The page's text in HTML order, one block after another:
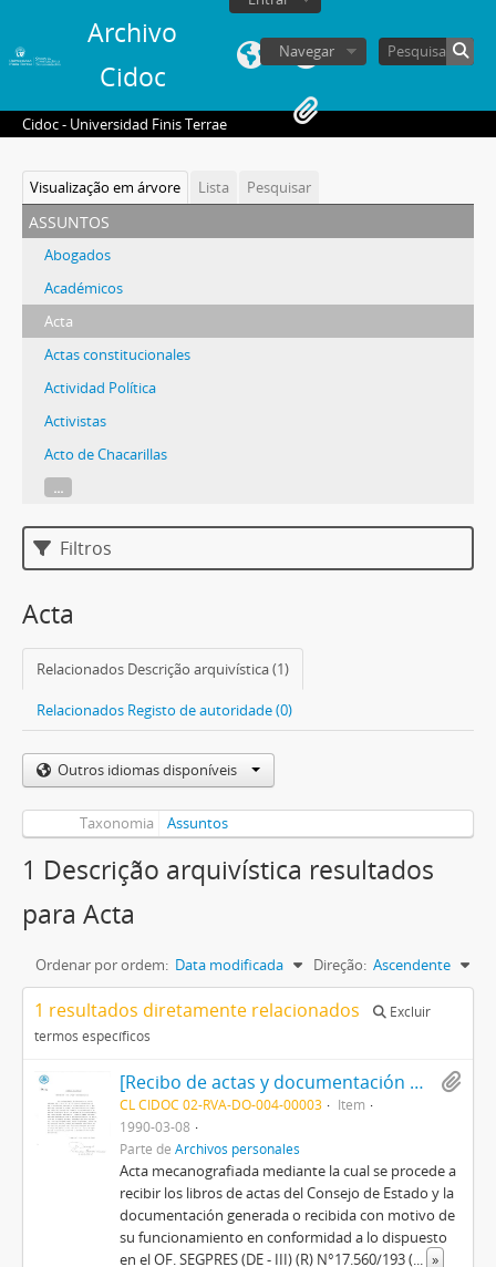
Archivo
Cidoc
Navegar
Cidoc - Universidad Finis Terrae
Visualização em árvore Lista Pesquisar
assuntos
Abogados
Académicos
Acta
Actas constitucionales
Actividad Política
Activistas
Acto de Chacarillas
...
Filtros
Acta
Relacionados Descrição arquivística (1)
Relacionados Registo de autoridade (0)
Outros idiomas disponíveis
Taxonomia Assuntos
1 Descrição arquivística resultados
para Acta
Ordenar por ordem: Data modificada Direção: Ascendente
1 resultados diretamente relacionados
Excluir
termos específicos
[Recibo de actas y documentación del Consejo del Estado]
CL CIDOC 02-RVA-DO-004-00003
Item
1990-03-08
Parte deArchivos personales
Acta mecanografiada mediante la cual se procede a
recibir los libros de actas del Consejo de Estado y la
documentación generada o recibida con motivo de
su funcionamiento en conformidad a lo dispuesto
en el OF. SEGPRES (DE - III) (R) N°17.560/193 (... »